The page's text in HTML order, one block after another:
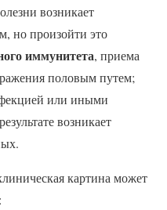
возникает
но произойти это
иммунитета, приема
половым путем;
или иными
возникает
картина может